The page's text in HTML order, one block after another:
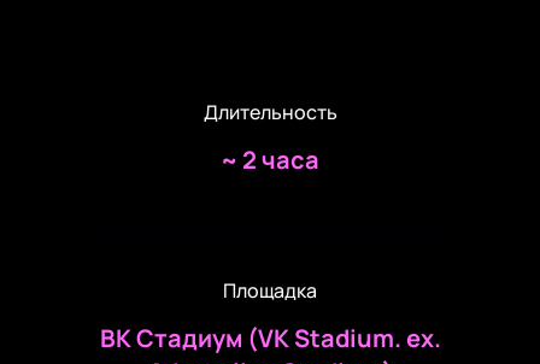
Длительность
~ 2 часа
Площадка
ВК Стадиум (VK Stadium. ex.